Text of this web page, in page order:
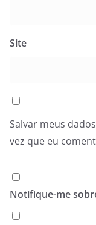
Site
Salvar meus
vez que eu
Notifique-me